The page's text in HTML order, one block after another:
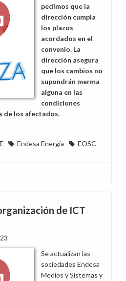
pedimos que la
dirección cumpla
los plazos
acordados en el
convenio. La
dirección asegura
que los cambios no
supondrán merma
alguna en las
condiciones
de los afectados.
Endesa Energía
EOSC
de ICT
Se actualizan las
sociedades Endesa
Medios y Sistemas y